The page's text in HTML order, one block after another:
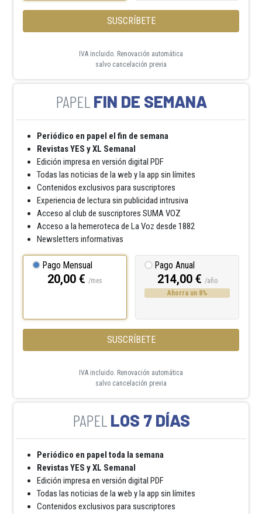
SUSCRÍBETE
IVA incluido. Renovación automática
salvo cancelación previa
FIN DE SEMANA
Periódico en papel el fin de semana
Revistas YES y XL Semanal
Edición impresa en versión digital PDF
Todas las noticias de la web y la app sin límites
Contenidos exclusivos para suscriptores
Experiencia de lectura sin publicidad intrusiva
Acceso al club de suscriptores SUMA VOZ
Acceso a la hemeroteca de La Voz desde 1882
Newsletters informativas
Pago Mensual
20,00 € /mes
Pago Anual
214,00 € /año
Ahorra un 8%
SUSCRÍBETE
IVA incluido. Renovación automática
salvo cancelación previa
LOS 7 DÍAS
Periódico en papel toda la semana
Revistas YES y XL Semanal
Edición impresa en versión digital PDF
Todas las noticias de la web y la app sin límites
Contenidos exclusivos para suscriptores